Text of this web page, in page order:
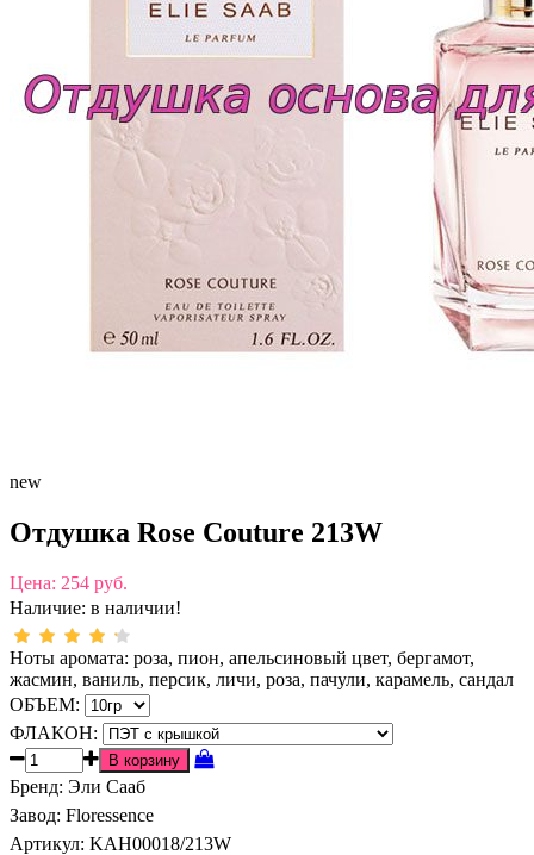
new
Отдушка Rose Couture 213W
Цена: 254 руб.
Наличие: в наличии!
Ноты аромата: роза, пион, апельсиновый цвет, бергамот,
жасмин, ваниль, персик, личи, роза, пачули, карамель, сандал
ОБЪЕМ:
ФЛАКОН:
Бренд: Эли Сааб
Завод: Floressence
Артикул: KAH00018/213W